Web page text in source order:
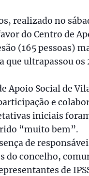
realizado no
do Centro de
(165 pessoas)
que ultrapassou os
Apoio Social de
e
iniciais
“muito bem”.
de
do concelho,
de